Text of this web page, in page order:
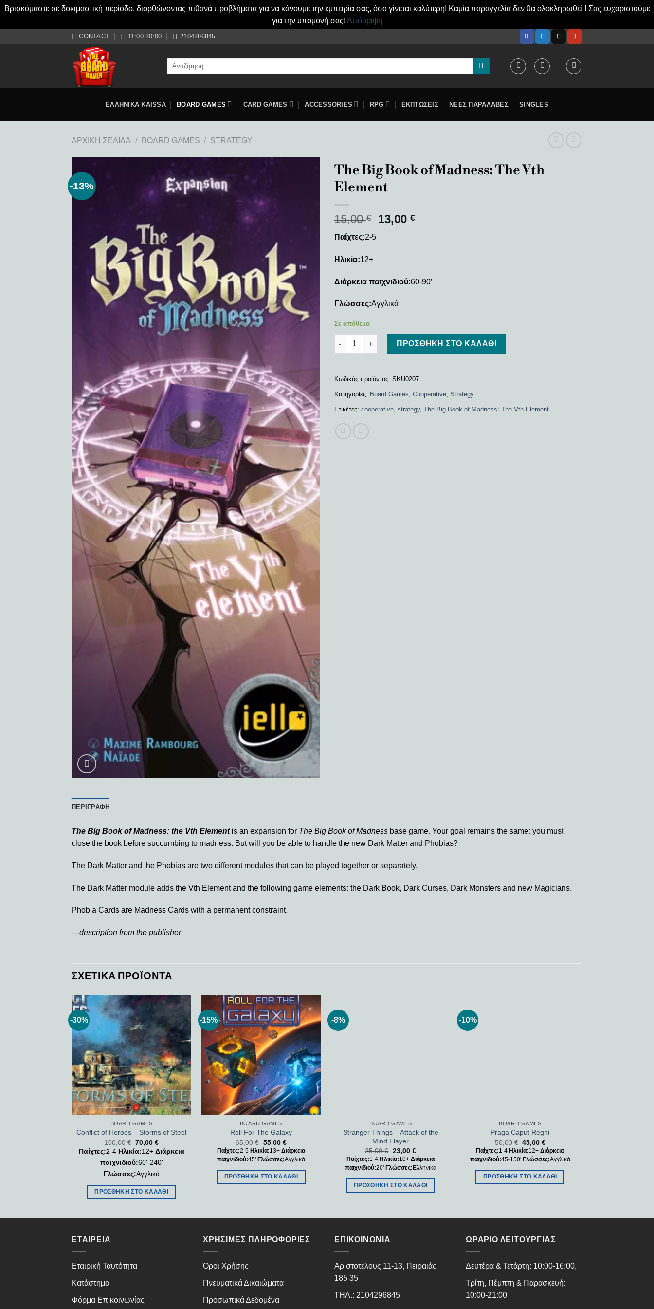
Βρισκόμαστε σε δοκιμαστική περίοδο, διορθώνοντας πιθανά προβλήματα για να κάνουμε την εμπειρία σας, όσο γίνεται καλύτερη! Καμία παραγγελία δεν θα ολοκληρωθεί ! Σας ευχαριστούμε
για την υπομονή σας! Απόρριψη
CONTACT 11:00-20:00 2104296845
Αναζήτηση
ΕΛΛΗΝΙΚΑ KAISSA BOARD GAMES CARD GAMES ACCESSORIES RPG ΕΚΠΤΩΣΕΙΣ ΝΕΕΣ ΠΑΡΑΛΑΒΕΣ SINGLES
ΑΡΧΙΚΉ ΣΕΛΊΔΑ / BOARD GAMES / STRATEGY
-13%
The Big Book of Madness: The Vth
Element
15,00€ 13,00€
Παίχτες:2-5
Ηλικία:12+
Διάρκεια παιχνιδιού:60-90′
Γλώσσες:Αγγλικά
Σε απόθεμα
The Big Book of Madness: The Vth Element ποσότητα
ΠΡΟΣΘΉΚΗ ΣΤΟ ΚΑΛΆΘΙ
Κωδικός προϊόντος: SKU0207
Κατηγορίες: Board Games Cooperative Strategy
Ετικέτες: cooperative strategy, The Big Book of Madness: The Vth Element
ΠΕΡΙΓΡΑΦΉ
The Big Book of Madness: the Vth Elementis an expansion for The Big Book of Madness base game. Your goal remains the same: you must
close the book before succumbing to madness. But will you be able to handle the new Dark Matter and Phobias?
The Dark Matter and the Phobias are two different modules that can be played together or separately.
The Dark Matter module adds the Vth Element and the following game elements: the Dark Book, Dark Curses, Dark Monsters and new Magicians.
Phobia Cards are Madness Cards with a permanent constraint.
—description from the publisher
ΣΧΕΤΙΚΆ ΠΡΟΪΌΝΤΑ
-30%
Add to
wishlist
BOARD GAMES
Conflict of Heroes – Storms of Steel
100,00€ 70,00€
Παίχτες:2-4 Ηλικία:12+ Διάρκεια
παιχνιδιού:60'-240'
Γλώσσες:Αγγλικά
ΠΡΟΣΘΉΚΗ ΣΤΟ ΚΑΛΆΘΙ
-15%
Add to
wishlist
BOARD GAMES
Roll For The Galaxy
65,00€ 55,00 €
Παίχτες:2-5 Ηλικία:13+ Διάρκεια
παιχνιδιού:45' Γλώσσες:Αγγλικά
ΠΡΟΣΘΉΚΗ ΣΤΟ ΚΑΛΆΘΙ
-8%
BOARD GAMES
Stranger Things – Attack of the
Mind Flayer
25,00€ 23,00 €
Παίχτες:1-4 Ηλικία:10+Διάρκεια
παιχνιδιού:20' Γλώσσες: Ελληνικά
ΠΡΟΣΘΉΚΗ ΣΤΟ ΚΑΛΆΘΙ
-10%
BOARD GAMES
Praga Caput Regni
50,00€ 45,00€
Παίχτες:1-4 Ηλικία:12+Διάρκεια
παιχνιδιού:45-150' Γλώσσες:Αγγλικά
ΠΡΟΣΘΉΚΗ ΣΤΟ ΚΑΛΆΘΙ
ΕΤΑΙΡΕΊΑ
Εταιρική Ταυτότητα
Κατάστημα
Φόρμα Επικοινωνίας
ΧΡΉΣΙΜΕΣ ΠΛΗΡΟΦΟΡΊΕΣ
Όροι Χρήσης
Πνευματικά Δικαιώματα
Προσωπικά Δεδομένα
ΕΠΙΚΟΙΝΩΝΊΑ
Αριστοτέλους 11-13, Πειραιάς
185 35
ΤΗΛ.: 2104296845
ΩΡΑΡΙΟ ΛΕΙΤΟΥΡΓΙΑΣ
Δευτέρα & Τετάρτη: 10:00-16:00,
Τρίτη, Πέμπτη & Παρασκευή:
10:00-21:00